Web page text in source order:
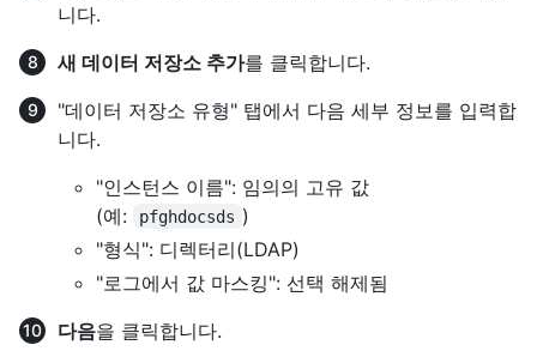
니다.
새 데이터 저장소 추가를 클릭합니다.
"데이터 저장소 유형" 탭에서 다음 세부 정보를 입력합
니다.
"인스턴스 이름": 임의의 고유 값
(예:
pfghdocsds )
"형식": 디렉터리(LDAP)
"로그에서 값 마스킹": 선택 해제됨
다음을 클릭합니다.